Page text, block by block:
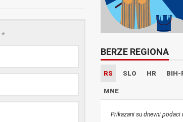
*
BERZE REGIONA
RS SLO HR BIH-
MNE
Prikazani su dnevni podaci